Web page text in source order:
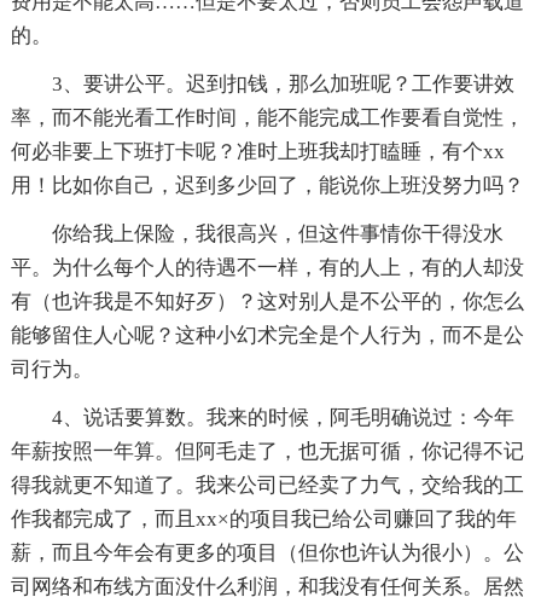
的。
3、要讲公平。迟到扣钱，那么加班呢？工作要讲效
率，而不能光看工作时间，能不能完成工作要看自觉性，
何必非要上下班打卡呢？准时上班我却打瞌睡，有个xx
用！比如你自己，迟到多少回了，能说你上班没努力吗？
你给我上保险，我很高兴，但这件事情你干得没水
平。为什么每个人的待遇不一样，有的人上，有的人却没
有（也许我是不知好歹）？这对别人是不公平的，你怎么
能够留住人心呢？这种小幻术完全是个人行为，而不是公
司行为。
4、说话要算数。我来的时候，阿毛明确说过：今年
年薪按照一年算。但阿毛走了，也无据可循，你记得不记
得我就更不知道了。我来公司已经卖了力气，交给我的工
作我都完成了，而且xx×的项目我已给公司赚回了我的年
薪，而且今年会有更多的项目（但你也许认为很小）。公
司网络和布线方面没什么利润，和我没有任何关系。居然